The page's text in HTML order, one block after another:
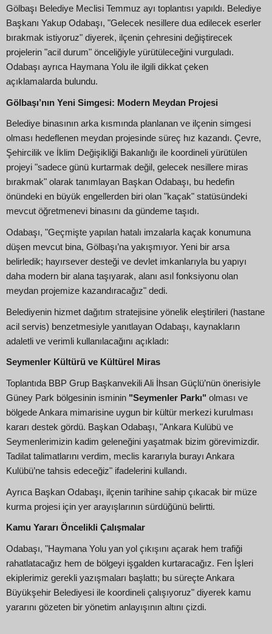
Gölbaşı Belediye Meclisi Temmuz ayı toplantısı yapıldı. Belediye
Başkanı Yakup Odabaşı, "Gelecek nesillere dua edilecek eserler
bırakmak istiyoruz" diyerek, ilçenin çehresini değiştirecek
projelerin "acil durum" önceliğiyle yürütüleceğini vurguladı.
Odabaşı ayrıca Haymana Yolu ile ilgili dikkat çeken
açıklamalarda bulundu.
Gölbaşı’nın Yeni Simgesi: Modern Meydan Projesi
Belediye binasının arka kısmında planlanan ve ilçenin simgesi
olması hedeflenen meydan projesinde süreç hız kazandı. Çevre,
Şehircilik ve İklim Değişikliği Bakanlığı ile koordineli yürütülen
projeyi "sadece günü kurtarmak değil, gelecek nesillere miras
bırakmak" olarak tanımlayan Başkan Odabaşı, bu hedefin
önündeki en büyük engellerden biri olan "kaçak" statüsündeki
mevcut öğretmenevi binasını da gündeme taşıdı.
Odabaşı, "Geçmişte yapılan hatalı imzalarla kaçak konumuna
düşen mevcut bina, Gölbaşı’na yakışmıyor. Yeni bir arsa
belirledik; hayırsever desteği ve devlet imkanlarıyla bu yapıyı
daha modern bir alana taşıyarak, alanı asıl fonksiyonu olan
meydan projemize kazandıracağız" dedi.
Belediyenin hizmet dağıtım stratejisine yönelik eleştirileri (hastane
acil servis) benzetmesiyle yanıtlayan Odabaşı, kaynakların
adaletli ve verimli kullanılacağını açıkladı:
Seymenler Kültürü ve Kültürel Miras
Toplantıda BBP Grup Başkanvekili Ali İhsan Güçlü’nün önerisiyle
Güney Park bölgesinin isminin "Seymenler Parkı" olması ve
bölgede Ankara mimarisine uygun bir kültür merkezi kurulması
kararı destek gördü. Başkan Odabaşı, "Ankara Kulübü ve
Seymenlerimizin kadim geleneğini yaşatmak bizim görevimizdir.
Tadilat talimatlarını verdim, meclis kararıyla burayı Ankara
Kulübü’ne tahsis edeceğiz" ifadelerini kullandı.
Ayrıca Başkan Odabaşı, ilçenin tarihine sahip çıkacak bir müze
kurma projesi için yer arayışlarının sürdüğünü belirtti.
Kamu Yararı Öncelikli Çalışmalar
Odabaşı, "Haymana Yolu yan yol çıkışını açarak hem trafiği
rahatlatacağız hem de bölgeyi işgalden kurtaracağız. Fen İşleri
ekiplerimiz gerekli yazışmaları başlattı; bu süreçte Ankara
Büyükşehir Belediyesi ile koordineli çalışıyoruz" diyerek kamu
yararını gözeten bir yönetim anlayışının altını çizdi.